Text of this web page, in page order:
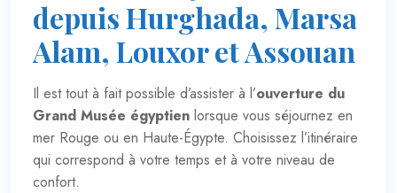
depuis Hurghada, Marsa
Alam, Louxor et Assouan
Il est tout à fait possible d’assister à l’ouverture du
Grand Musée égyptien lorsque vous séjournez en
mer Rouge ou en Haute-Égypte. Choisissez l’itinéraire
qui correspond à votre temps et à votre niveau de
confort.